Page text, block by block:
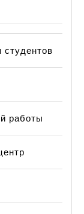
студентов
работы